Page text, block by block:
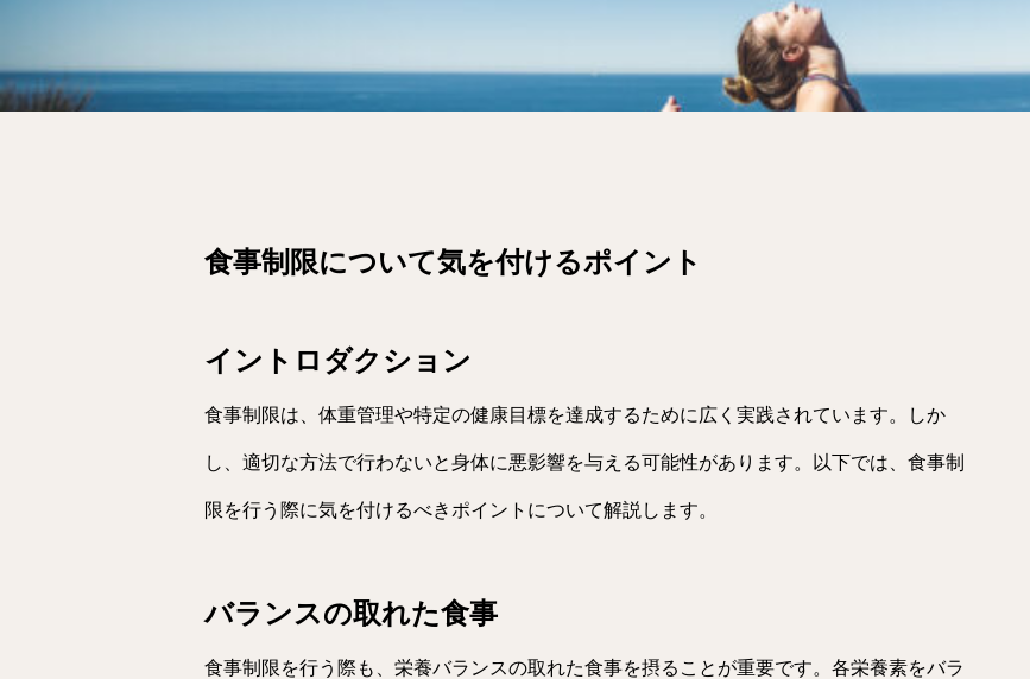
食事制限について気を付けるポイント
イントロダクション
食事制限は、体重管理や特定の健康目標を達成するために広く実践されています。しか
し、適切な方法で行わないと身体に悪影響を与える可能性があります。以下では、食事制
限を行う際に気を付けるべきポイントについて解説します。
バランスの取れた食事
食事制限を行う際も、栄養バランスの取れた食事を摂ることが重要です。各栄養素をバラ